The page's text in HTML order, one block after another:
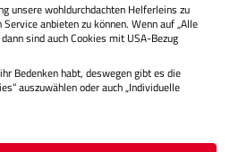
unsere wohldurchdachten Helferleins zu
anbieten zu können. Wenn auf „Alle
sind auch Cookies mit USA-Bezug
Bedenken habt, deswegen gibt es die
auszuwählen oder auch „Individuelle